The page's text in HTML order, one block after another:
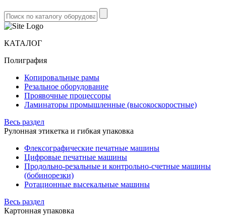
КАТАЛОГ
Полиграфия
Копировальные рамы
Резальное оборудование
Проявочные процессоры
Ламинаторы промышленные (высокоскоростные)
Весь раздел
Рулонная этикетка и гибкая упаковка
Флексографические печатные машины
Цифровые печатные машины
Продольно-резальные и контрольно-счетные машины
(бобинорезки)
Ротационные высекальные машины
Весь раздел
Картонная упаковка